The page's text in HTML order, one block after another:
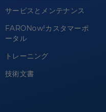
サービスとメンテナンス
FARONow!カスタマーポ
ータル
トレーニング
技術文書